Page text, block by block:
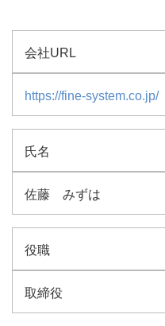
会社URL
https://fine-system.co.jp/
氏名
佐藤 みずは
役職
取締役